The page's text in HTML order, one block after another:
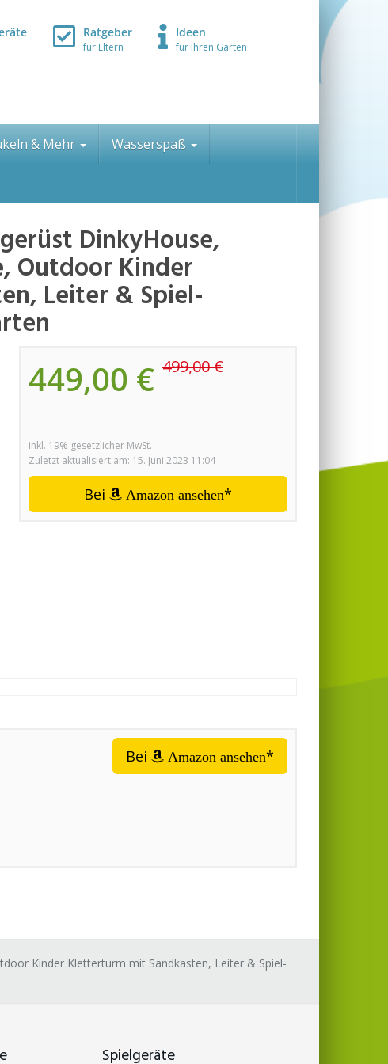
Ratgeber
für Eltern
Ideen
für Ihren Garten
& Mehr Wasserspaß
DinkyHouse,
Outdoor Kinder
Leiter & Spiel-
449,00 €499,00 €
inkl. 19% gesetzlicher MwSt.
Zuletzt aktualisiert am: 15. Juni 2023 11:04
Bei Amazon ansehen*
Bei Amazon ansehen*
Kinder Kletterturm mit Sandkasten, Leiter & Spiel-
Spielgeräte